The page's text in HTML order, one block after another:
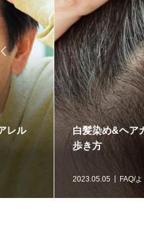

御社オリジナルブランドの紹介
新店紹介